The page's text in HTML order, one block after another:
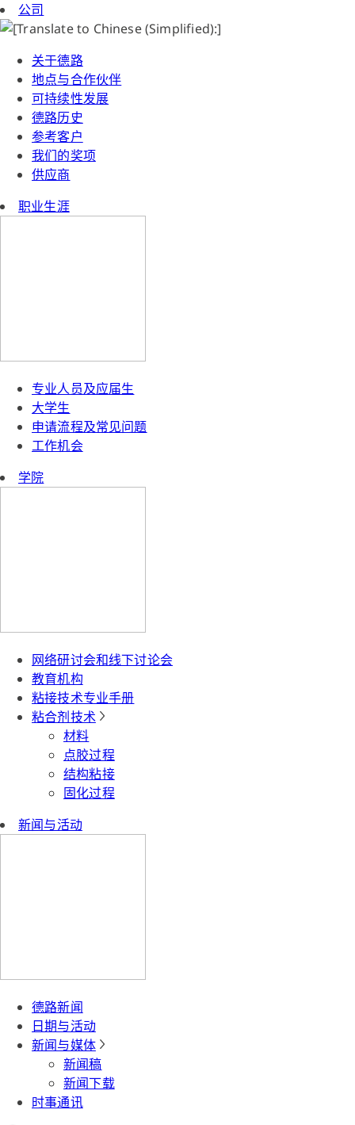
公司
关于德路
地点与合作伙伴
可持续性发展
德路历史
参考客户
我们的奖项
供应商
职业生涯
专业人员及应届生
大学生
申请流程及常见问题
工作机会
学院
网络研讨会和线下讨论会
教育机构
粘接技术专业手册
粘合剂技术
材料
点胶过程
结构粘接
固化过程
新闻与活动
德路新闻
日期与活动
新闻与媒体
新闻稿
新闻下载
时事通讯